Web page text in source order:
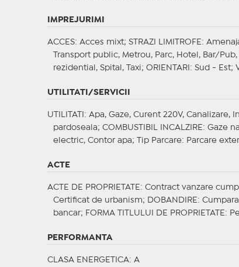
IMPREJURIMI
ACCES: Acces mixt; STRAZI LIMITROFE :
Transport public, Metrou, Parc, Hotel, Bar/
rezidential, Spital, Taxi; ORIENTARI : Sud - Est;
UTILITATI/SERVICII
UTILITATI : Apa, Gaze, Curent 220V, Canalizare,
pardoseala; COMBUSTIBIL INCALZIRE : Gaze
electric, Contor apa;
Tip Parcare: Parcare
ACTE
ACTE DE PROPRIETATE : Contract vanzare
Certificat de urbanism;
DOBANDIRE :
bancar; FORMA TITLULUI DE PROPRIETATE :
PERFORMANTA
CLASA ENERGETICA: A